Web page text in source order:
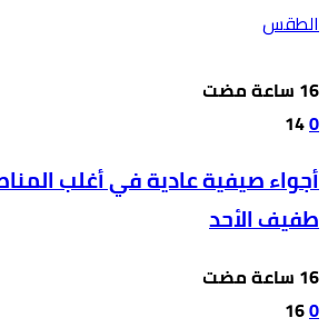
الطقس
0
14
أجواء صيفية عادية في أغلب
طفيف الأحد
0
16